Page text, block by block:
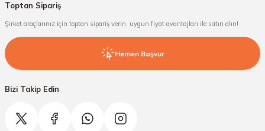
Toptan Sipariş
Şirket araçlarınız için toptan sipariş verin, uygun fiyat avantajları ile satın alın!
Hemen Başvur
Bizi Takip Edin